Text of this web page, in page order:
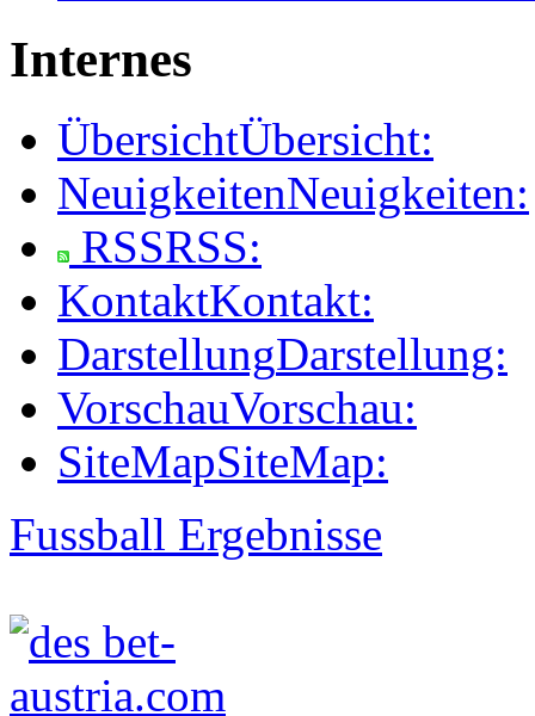
Internes
ÜbersichtÜbersicht:
NeuigkeitenNeuigkeiten:
RSSRSS:
KontaktKontakt:
DarstellungDarstellung:
VorschauVorschau:
SiteMapSiteMap:
Fussball Ergebnisse